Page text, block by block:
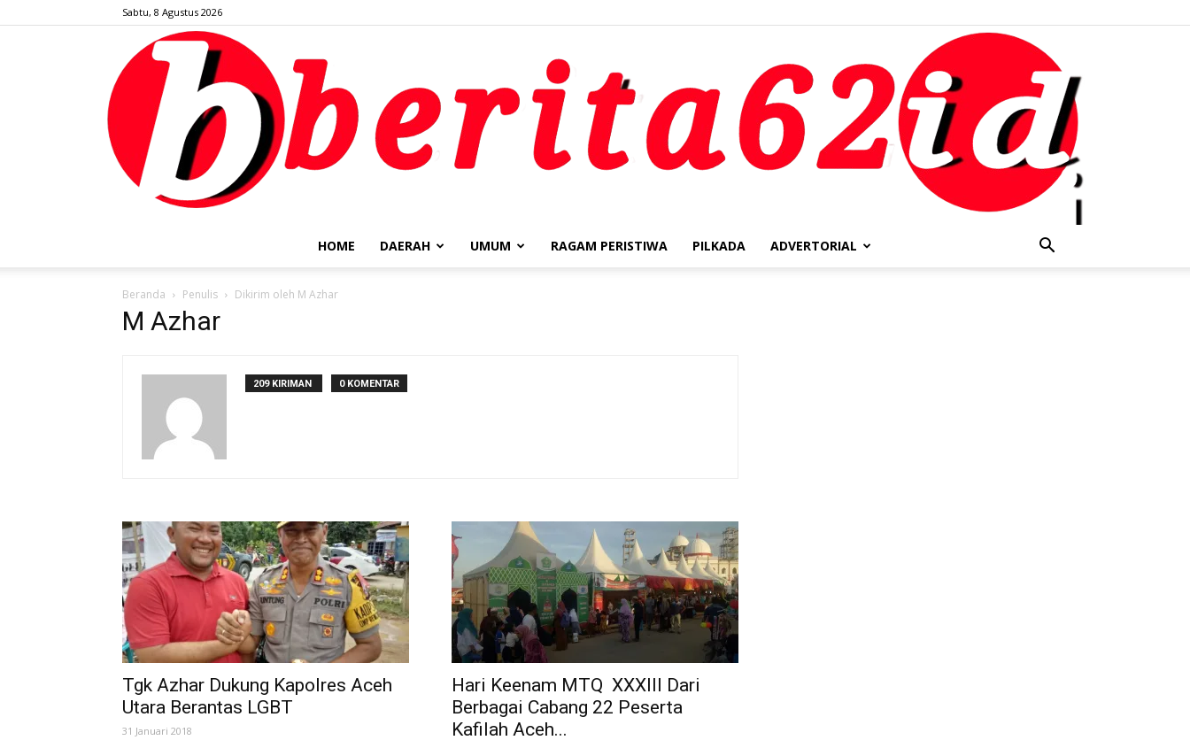
Sabtu, 8 Agustus 2026
HOME DAERAH UMUM RAGAM PERISTIWA PILKADA ADVERTORIAL
Beranda Penulis Dikirim oleh M Azhar
M Azhar
209 KIRIMAN 0 KOMENTAR
Tgk Azhar Dukung Kapolres Aceh
Utara Berantas LGBT
31 Januari 2018
Hari Keenam MTQ XXXIII Dari
Berbagai Cabang 22 Peserta
Kafilah Aceh...